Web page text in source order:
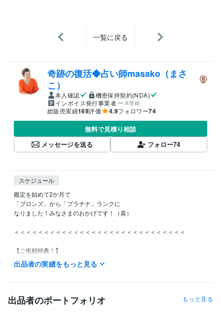
一覧に戻る
奇跡の復活◆占い師masako（まさ
こ）
本人確認
機密保持契約(NDA)
インボイス発行事業者
未登録
総販売実績169評価 4.9フォロワー74
無料で見積り相談
メッセージを送る
フォロー74
スケジュール
鑑定を始めて2か月で
「ブロンズ」から「プラチナ」ランクに
なりました！みなさまのおかげです！（喜）
＜＜＜＜＜＜＜＜＜＜＜＜＜＜＜＜＜＜＜＜＜＜＜＜＜＜＜＜＜
【ご依頼特典！】
お電話、テキスト鑑定ともにプレゼントがございます
（例：彼の気持ちの変化等）
♡オラクルカードで質問に対してメッセージをお届けしています
出品者の実績をもっと見る
出品者のポートフォリオ もっと見る